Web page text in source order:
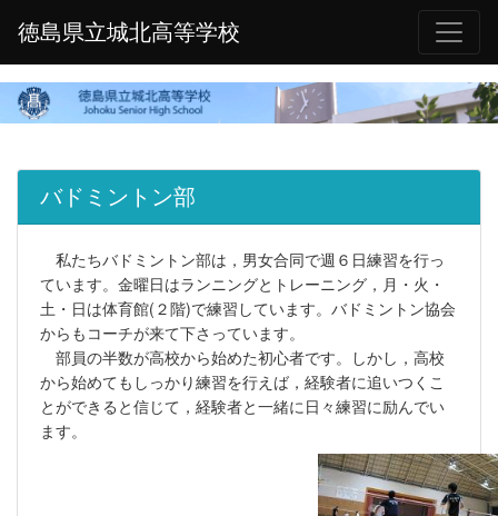
徳島県立城北高等学校
バドミントン部
私たちバドミントン部は，男女合同で週６日練習を行っ
ています。金曜日はランニングとトレーニング，月・火・
土・日は体育館(２階)で練習しています。バドミントン協会
からもコーチが来て下さっています。
部員の半数が高校から始めた初心者です。しかし，高校
から始めてもしっかり練習を行えば，経験者に追いつくこ
とができると信じて，経験者と一緒に日々練習に励んでい
ます。